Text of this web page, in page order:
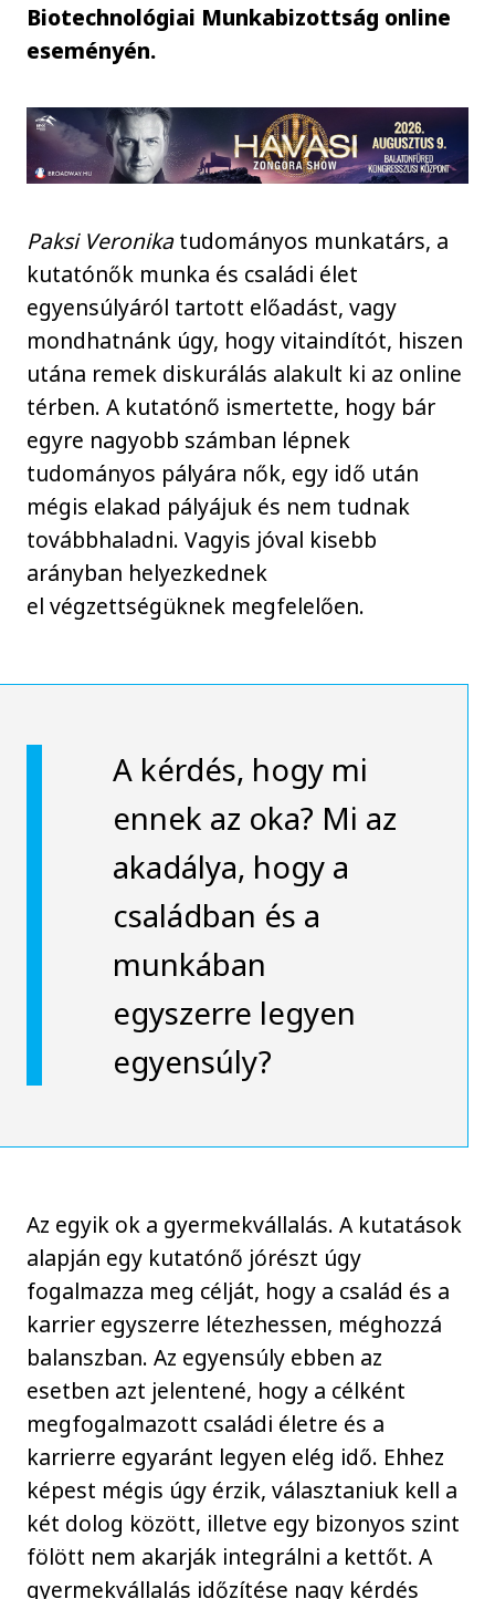
Biotechnológiai Munkabizottság online
eseményén.
Paksi Veronikatudományos munkatárs, a
kutatónők munka és családi élet
egyensúlyáról tartott előadást, vagy
mondhatnánk úgy, hogy vitaindítót, hiszen
utána remek diskurálás alakult ki az online
térben. A kutatónő ismertette, hogy bár
egyre nagyobb számban lépnek
tudományos pályára nők, egy idő után
mégis elakad pályájuk és nem tudnak
továbbhaladni. Vagyis jóval kisebb
arányban helyezkednek
el végzettségüknek megfelelően.
A kérdés, hogy mi
ennek az oka? Mi az
akadálya, hogy a
családban és a
munkában
egyszerre legyen
egyensúly?
Az egyik ok a gyermekvállalás. A kutatások
alapján egy kutatónő jórészt úgy
fogalmazza meg célját, hogy a család és a
karrier egyszerre létezhessen, méghozzá
balanszban. Az egyensúly ebben az
esetben azt jelentené, hogy a célként
megfogalmazott családi életre és a
karrierre egyaránt legyen elég idő. Ehhez
képest mégis úgy érzik, választaniuk kell a
két dolog között, illetve egy bizonyos szint
fölött nem akarják integrálni a kettőt. A
gyermekvállalás időzítése nagy kérdés